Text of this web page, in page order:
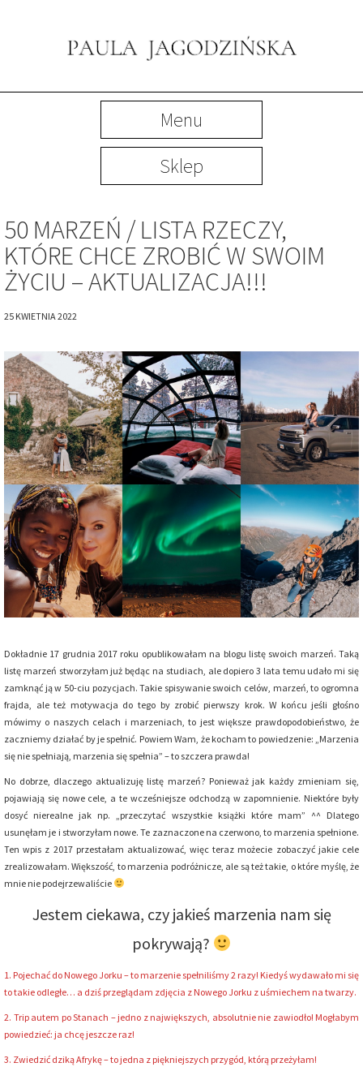
Menu
Sklep
50 MARZEŃ / LISTA RZECZY,
KTÓRE CHCE ZROBIĆ W SWOIM
ŻYCIU – AKTUALIZACJA!!!
25 KWIETNIA 2022
Dokładnie 17 grudnia 2017 roku opublikowałam na blogu listę swoich marzeń. Taką
listę marzeń stworzyłam już będąc na studiach, ale dopiero 3 lata temu udało mi się
zamknąć ją w 50-ciu pozycjach. Takie spisywanie swoich celów, marzeń, to ogromna
frajda, ale też motywacja do tego by zrobić pierwszy krok. W końcu jeśli głośno
mówimy o naszych celach i marzeniach, to jest większe prawdopodobieństwo, że
zaczniemy działać by je spełnić. Powiem Wam, że kocham to powiedzenie: „Marzenia
się nie spełniają, marzenia się spełnia” – to szczera prawda!
No dobrze, dlaczego aktualizuję listę marzeń? Ponieważ jak każdy zmieniam się,
pojawiają się nowe cele, a te wcześniejsze odchodzą w zapomnienie. Niektóre były
dosyć nierealne jak np. „przeczytać wszystkie książki które mam” ^^ Dlatego
usunęłam je i stworzyłam nowe. Te zaznaczone na czerwono, to marzenia spełnione.
Ten wpis z 2017 przestałam aktualizować, więc teraz możecie zobaczyć jakie cele
zrealizowałam. Większość, to marzenia podróżnicze, ale są też takie, o które myślę, że
mnie nie podejrzewaliście
Jestem ciekawa, czy jakieś marzenia nam się
pokrywają?
1. Pojechać do Nowego Jorku – to marzenie spełniliśmy 2 razy! Kiedyś wydawało mi się
to takie odległe… a dziś przeglądam zdjęcia z Nowego Jorku z uśmiechem na twarzy.
2. Trip autem po Stanach – jedno z największych, absolutnie nie zawiodło! Mogłabym
powiedzieć: ja chcę jeszcze raz!
3. Zwiedzić dziką Afrykę – to jedna z piękniejszych przygód, którą przeżyłam!